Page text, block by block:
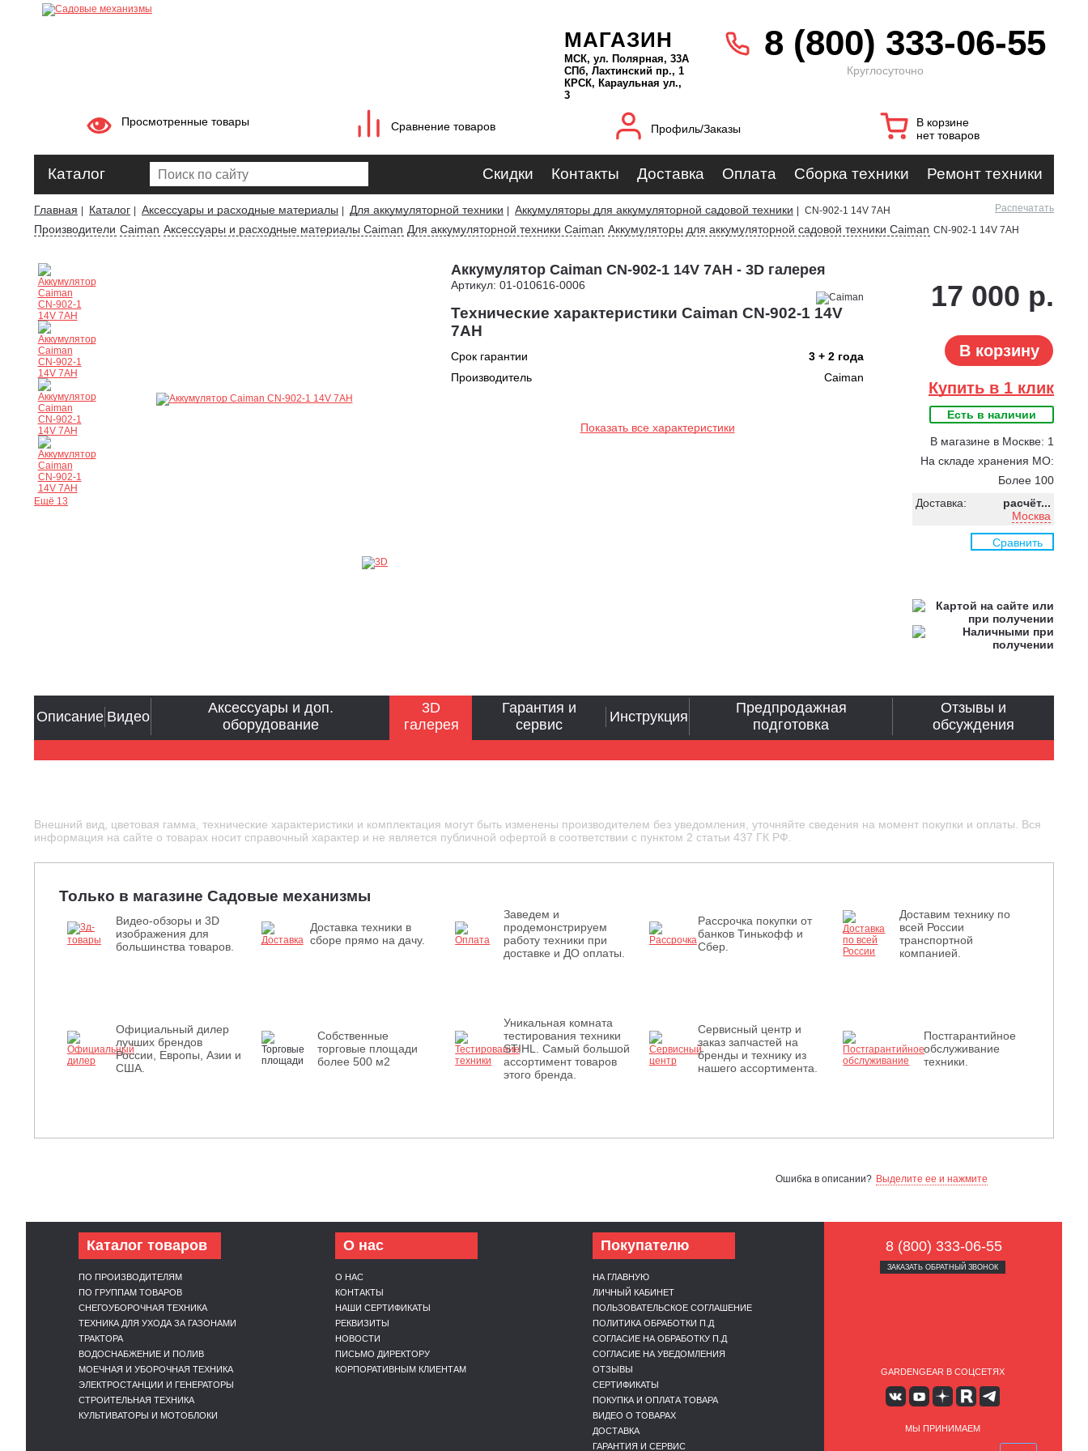
МАГАЗИН
МСК, ул. Полярная, 33А
СПб, Лахтинский пр., 1
КРСК, Караульная ул.,
3
8 (800) 333-06-55
Круглосуточно
Просмотренные товары Сравнение товаров Профиль/Заказы
В корзине
нет товаров
Каталог Скидки Контакты Доставка Оплата Сборка техники Ремонт техники
Главная Каталог Аксессуары и расходные материалы Для аккумуляторной техники Аккумуляторы для аккумуляторной садовой техники CN-902-1 14V 7AH Распечатать
Производители Caiman Аксессуары и расходные материалы Caiman Для аккумуляторной техники Caiman Аккумуляторы для аккумуляторной садовой техники Caiman CN-902-1 14V 7AH
Ещё 13
Аккумулятор Caiman CN-902-1 14V 7AH - 3D галерея
Артикул: 01-010616-0006
Технические характеристики Caiman CN-902-1 14V
7AH
Срок гарантии
3 + 2 года
Производитель
Caiman
Показать все характеристики
17 000 р.
В корзину
Купить в 1 клик
Есть в наличии
В магазине в Москве: 1
На складе хранения МО:
Более 100
Доставка:
расчёт...
Москва
Сравнить
Описание Видео
Аксессуары и доп.
оборудование
3D
галерея
Гарантия и
сервис
Инструкция
Предпродажная
подготовка
Отзывы и
обсуждения
Внешний вид, цветовая гамма, технические характеристики и комплектация могут быть изменены производителем без уведомления, уточняйте сведения на момент покупки и оплаты. Вся
информация на сайте о товарах носит справочный характер и не является публичной офертой в соответствии с пунктом 2 статьи 437 ГК РФ.
Только в магазине Садовые механизмы
Видео-обзоры и 3D
изображения для
большинства товаров.
Доставка техники в
сборе прямо на дачу.
Заведем и
продемонстрируем
работу техники при
доставке и ДО оплаты.
Рассрочка покупки от
банков Тинькофф и
Сбер.
Доставим технику по
всей России
транспортной
компанией.
Официальный дилер
лучших брендов
России, Европы, Азии и
США.
Собственные
торговые площади
более 500 м2
Уникальная комната
тестирования техники
STIHL. Самый большой
ассортимент товаров
этого бренда.
Сервисный центр и
заказ запчастей на
бренды и технику из
нашего ассортимента.
Постгарантийное
обслуживание
техники.
Ошибка в описании? Выделите ее и нажмите
Каталог товаров
ПО ПРОИЗВОДИТЕЛЯМ
ПО ГРУППАМ ТОВАРОВ
СНЕГОУБОРОЧНАЯ ТЕХНИКА
ТЕХНИКА ДЛЯ УХОДА ЗА ГАЗОНАМИ
ТРАКТОРА
ВОДОСНАБЖЕНИЕ И ПОЛИВ
МОЕЧНАЯ И УБОРОЧНАЯ ТЕХНИКА
ЭЛЕКТРОСТАНЦИИ И ГЕНЕРАТОРЫ
СТРОИТЕЛЬНАЯ ТЕХНИКА
КУЛЬТИВАТОРЫ И МОТОБЛОКИ
О нас
О НАС
КОНТАКТЫ
НАШИ СЕРТИФИКАТЫ
РЕКВИЗИТЫ
НОВОСТИ
ПИСЬМО ДИРЕКТОРУ
КОРПОРАТИВНЫМ КЛИЕНТАМ
Покупателю
НА ГЛАВНУЮ
ЛИЧНЫЙ КАБИНЕТ
ПОЛЬЗОВАТЕЛЬСКОЕ СОГЛАШЕНИЕ
ПОЛИТИКА ОБРАБОТКИ П.Д
СОГЛАСИЕ НА ОБРАБОТКУ П.Д
СОГЛАСИЕ НА УВЕДОМЛЕНИЯ
ОТЗЫВЫ
СЕРТИФИКАТЫ
ПОКУПКА И ОПЛАТА ТОВАРА
ВИДЕО О ТОВАРАХ
ДОСТАВКА
ГАРАНТИЯ И СЕРВИС
8 (800) 333-06-55
ЗАКАЗАТЬ ОБРАТНЫЙ ЗВОНОК
GARDENGEAR В СОЦСЕТЯХ
МЫ ПРИНИМАЕМ